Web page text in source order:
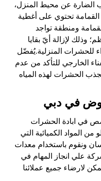
الضارة عن محيط المنزل،
تحتوي على أغطية
ومنطقة تواجد
وذلك لإزالة أيّ بقايا
للحشرات المنزلية.يُفضّل
الخارجي للتأكد من عدم
الحشرات لهذه المياه
في دبي
في ابادة الحشرات
المواد الكميائية التي
ونقوم باستخدام معدات
علي انجاز المهام في
لارضاء جميع عملائنا